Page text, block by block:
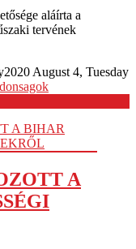
aláírta a
tervének
2020 August 4, Tuesday
A